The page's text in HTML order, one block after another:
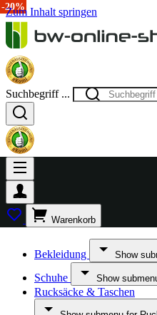
Zum Inhalt springen
Suchbegriff ...
Warenkorb
Bekleidung Show
Schuhe Show
Rucksäcke & Taschen
-20%